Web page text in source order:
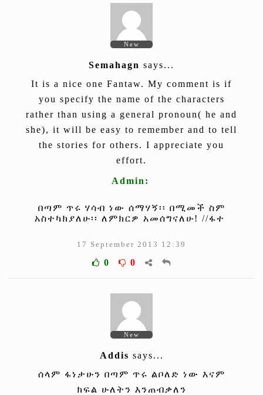
New
Semahagn says...
It is a nice one Fantaw. My comment is if
you specify the name of the characters
rather than using a general pronoun( he and
she), it will be easy to remember and to tell
the stories for others. I appreciate you
effort.
Admin:
በጣም ጥሩ ሃሳብ ነው ሰማሃኝ፡፡ በሚመች ስም
አስተካክያለሁ፡፡ ለምክርዎ አመሰግናለሁ! //ፋተ
17 September 2013 12:39
0 0
New
Addis says...
ሰላም ፋነታሁን በጣም ጥሩ ልቦለድ ነው እናም
ክፍል ሁለትን እንጠብቃለን